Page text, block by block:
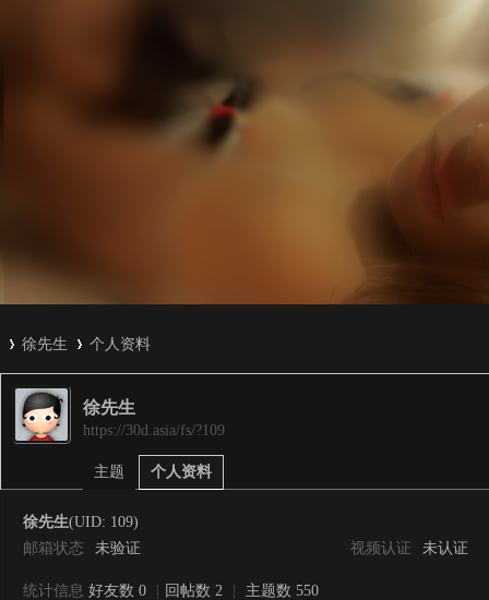
徐先生 个人资料
徐先生
https://30d.asia/fs/?109
主题 个人资料
徐先生(UID: 109)
邮箱状态
未验证 视频认证 未认证
统计信息 好友数 0 回帖数 2 主题数 550